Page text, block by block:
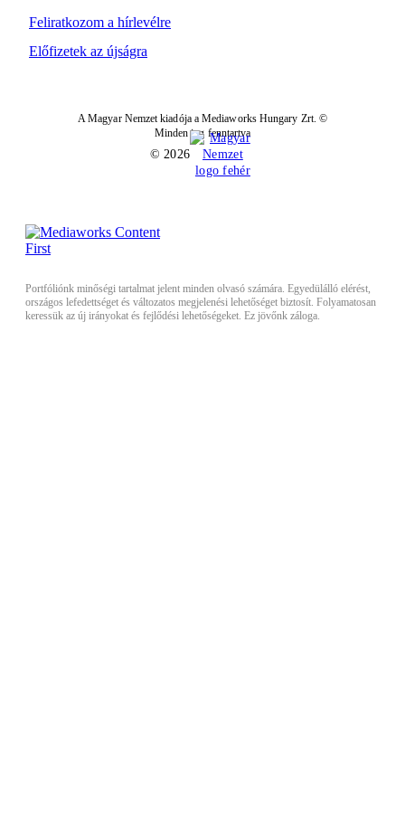
Feliratkozom a hírlevélre
Előfizetek az újságra
A Magyar Nemzet kiadója a Mediaworks Hungary Zrt. ©
Minden jog fenntartva
© 2026
Portfóliónk minőségi tartalmat jelent minden olvasó számára. Egyedülálló elérést,
országos lefedettséget és változatos megjelenési lehetőséget biztosít. Folyamatosan
keressük az új irányokat és fejlődési lehetőségeket. Ez jövőnk záloga.